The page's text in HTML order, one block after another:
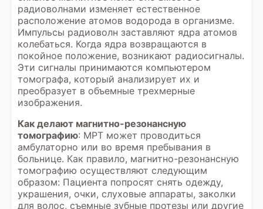
радиоволнами изменяет естественное
расположение атомов водорода в организме.
Импульсы радиоволн заставляют ядра атомов
колебаться. Когда ядра возвращаются в
покойное положение, возникают радиосигналы.
Эти сигналы принимаются компьютером
томографа, который анализирует их и
преобразует в объемные трехмерные
изображения.
Как делают магнитно-резонансную
томографию: МРТ может проводиться
амбулаторно или во время пребывания в
больнице. Как правило, магнитно-резонансную
томографию осуществляют следующим
образом: Пациента попросят снять одежду,
украшения, очки, слуховые аппараты, заколки
для волос, съемные зубные протезы или другие